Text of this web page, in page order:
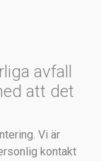
avfall
att det
Vi är
kontakt